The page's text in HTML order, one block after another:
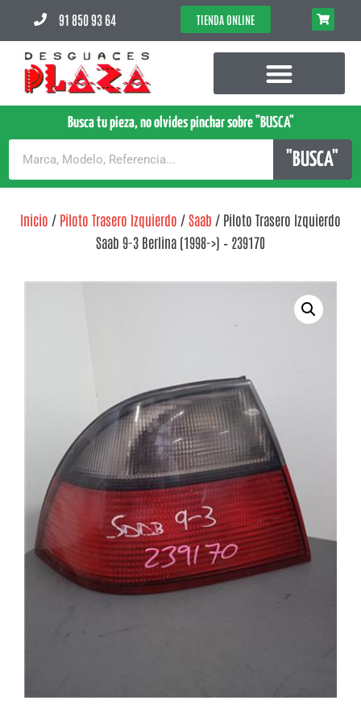
91 850 93 64 TIENDA ONLINE
Busca tu pieza, no olvides pinchar sobre "BUSCA"
"BUSCA"
Inicio / Piloto Trasero Izquierdo /Saab / Piloto Trasero Izquierdo
Saab 9-3 Berlina (1998->) – 239170